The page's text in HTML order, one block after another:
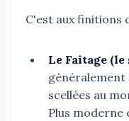
C'est aux finitions
Le Faîtage (le
généralement
scellées au
Plus moderne